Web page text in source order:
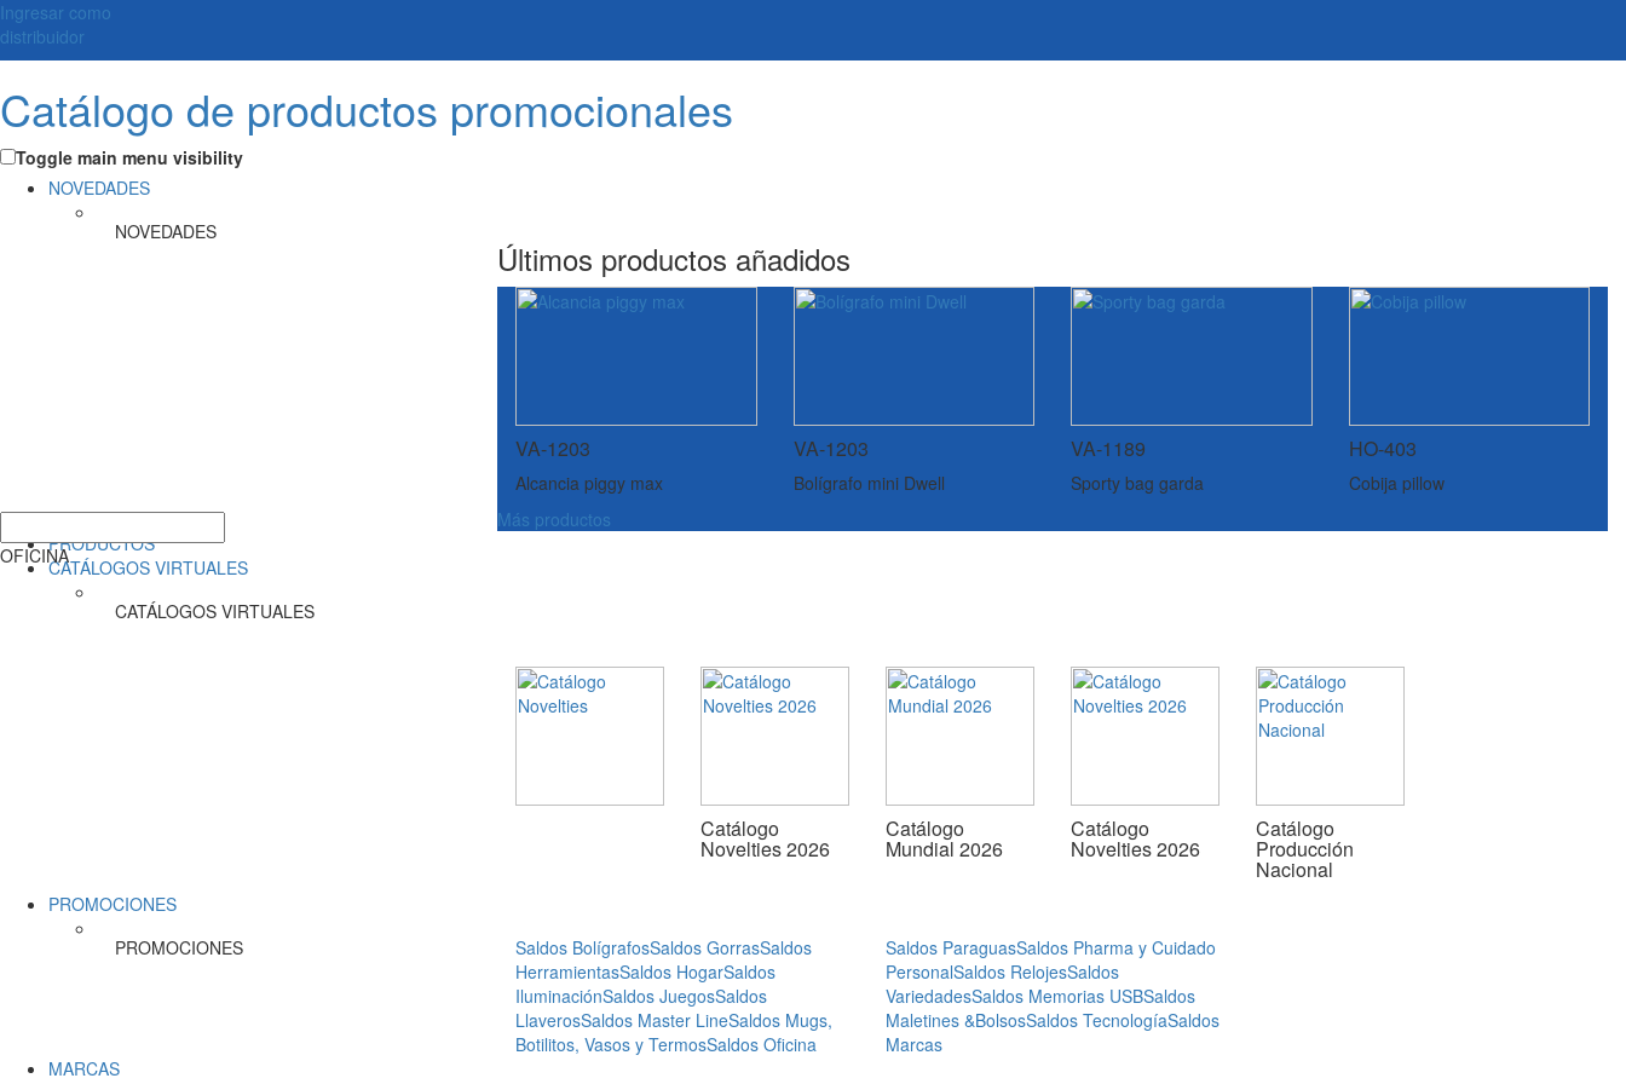
Ingresar como
distribuidor
Catálogo de productos promocionales
Toggle main menu visibility
NOVEDADES
NOVEDADES
Últimos productos añadidos
VA-1203
Alcancia piggy max
VA-1203
Bolígrafo mini Dwell
VA-1189
Sporty bag garda
HO-403
Cobija pillow
Más productos
PRODUCTOS
CATÁLOGOS VIRTUALES
CATÁLOGOS VIRTUALES
Catálogo
Novelties 2026
Catálogo
Mundial 2026
Catálogo
Novelties 2026
Catálogo
Producción
Nacional
PROMOCIONES
PROMOCIONES
Saldos BolígrafosSaldos GorrasSaldos
HerramientasSaldos HogarSaldos
IluminaciónSaldos JuegosSaldos
LlaverosSaldos Master LineSaldos Mugs,
Botilitos, Vasos y TermosSaldos Oficina
Saldos ParaguasSaldos Pharma y Cuidado
PersonalSaldos RelojesSaldos
VariedadesSaldos Memorias USBSaldos
Maletines &BolsosSaldos TecnologíaSaldos
Marcas
MARCAS
OFICINA